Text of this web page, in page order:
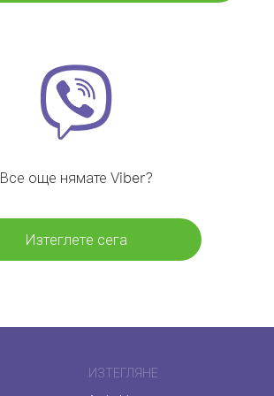
Все още нямате Viber?
Изтеглете сега
ИЗТЕГЛЯНЕ